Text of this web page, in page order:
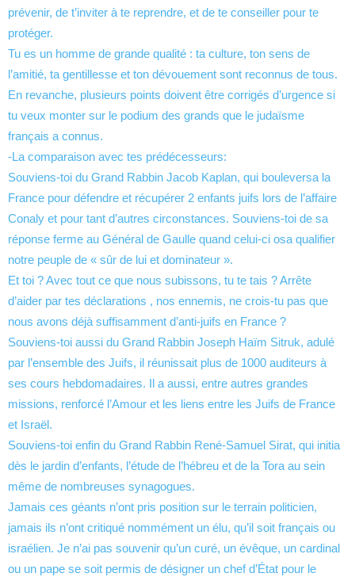
prévenir, de t’inviter à te reprendre, et de te conseiller pour te
protéger.
Tu es un homme de grande qualité : ta culture, ton sens de
l’amitié, ta gentillesse et ton dévouement sont reconnus de tous.
En revanche, plusieurs points doivent être corrigés d’urgence si
tu veux monter sur le podium des grands que le judaïsme
français a connus.
-La comparaison avec tes prédécesseurs:
Souviens-toi du Grand Rabbin Jacob Kaplan, qui bouleversa la
France pour défendre et récupérer 2 enfants juifs lors de l’affaire
Conaly et pour tant d’autres circonstances. Souviens-toi de sa
réponse ferme au Général de Gaulle quand celui-ci osa qualifier
notre peuple de « sûr de lui et dominateur ».
Et toi ? Avec tout ce que nous subissons, tu te tais ? Arrête
d’aider par tes déclarations , nos ennemis, ne crois-tu pas que
nous avons déjà suffisamment d’anti-juifs en France ?
Souviens-toi aussi du Grand Rabbin Joseph Haïm Sitruk, adulé
par l’ensemble des Juifs, il réunissait plus de 1000 auditeurs à
ses cours hebdomadaires. Il a aussi, entre autres grandes
missions, renforcé l’Amour et les liens entre les Juifs de France
et Israël.
Souviens-toi enfin du Grand Rabbin René-Samuel Sirat, qui initia
dès le jardin d’enfants, l’étude de l’hébreu et de la Tora au sein
même de nombreuses synagogues.
Jamais ces géants n’ont pris position sur le terrain politicien,
jamais ils n’ont critiqué nommément un élu, qu’il soit français ou
israélien. Je n’ai pas souvenir qu’un curé, un évêque, un cardinal
ou un pape se soit permis de désigner un chef d’État pour le